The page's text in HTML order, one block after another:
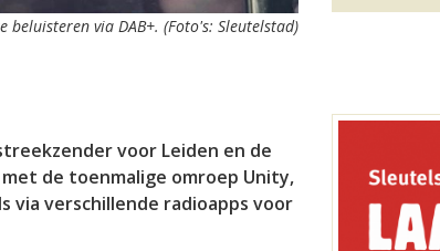
via DAB+. (Foto's: Sleutelstad)
voor Leiden en de
de toenmalige omroep Unity,
via verschillende radioapps voor